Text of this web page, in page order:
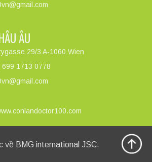
ÂU
29/3 A-1060 Wien
1713 0778
về BMG international JSC.